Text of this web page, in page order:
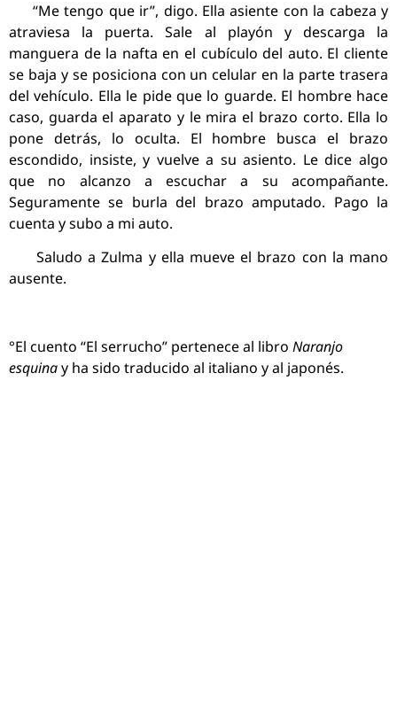
“Me tengo que ir”, digo. Ella asiente con la cabeza y
atraviesa la puerta. Sale al playón y descarga la
manguera de la nafta en el cubículo del auto. El cliente
se baja y se posiciona con un celular en la parte trasera
del vehículo. Ella le pide que lo guarde. El hombre hace
caso, guarda el aparato y le mira el brazo corto. Ella lo
pone detrás, lo oculta. El hombre busca el brazo
escondido, insiste, y vuelve a su asiento. Le dice algo
que no alcanzo a escuchar a su acompañante.
Seguramente se burla del brazo amputado. Pago la
cuenta y subo a mi auto.
Saludo a Zulma y ella mueve el brazo con la mano
ausente.
°El cuento “El serrucho” pertenece al libro Naranjo
esquinay ha sido traducido al italiano y al japonés.